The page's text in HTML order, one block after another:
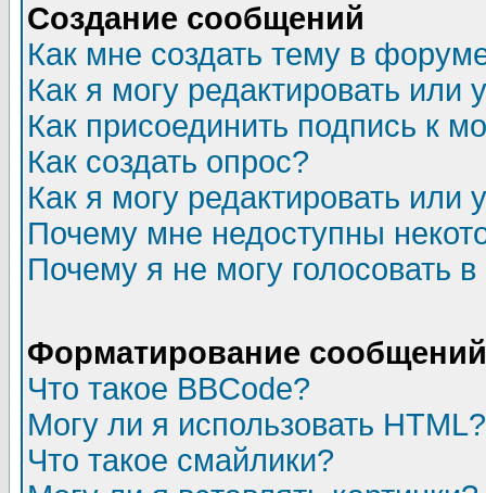
Создание сообщений
Как мне создать тему в
Как я могу редактировать или
Как присоединить подпись к
Как создать опрос?
Как я могу редактировать или
Почему мне недоступны
Почему я не могу голосовать
Форматирование
Что такое BBCode?
Могу ли я использовать HTML?
Что такое смайлики?